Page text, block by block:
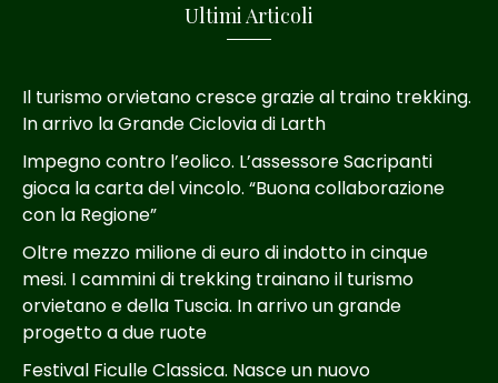
Ultimi Articoli
Il turismo orvietano cresce grazie al traino trekking.
In arrivo la Grande Ciclovia di Larth
Impegno contro l’eolico. L’assessore Sacripanti
gioca la carta del vincolo. “Buona collaborazione
con la Regione”
Oltre mezzo milione di euro di indotto in cinque
mesi. I cammini di trekking trainano il turismo
orvietano e della Tuscia. In arrivo un grande
progetto a due ruote
Festival Ficulle Classica. Nasce un nuovo